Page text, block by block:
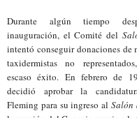
Durante algún tiempo
inauguración, el Comité del
intentó conseguir donaciones de
taxidermistas no
escaso éxito. En febrero de
decidió aprobar la
Fleming para su ingreso al Salón